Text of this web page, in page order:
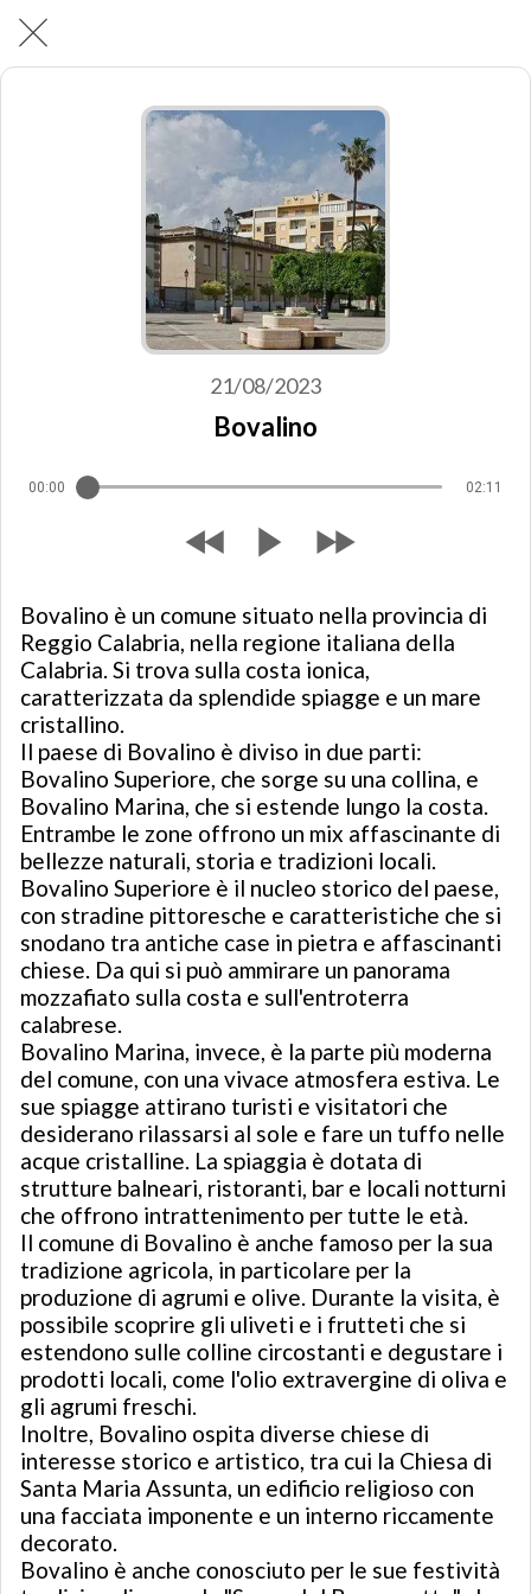
21/08/2023
Bovalino
00:00 02:11
Bovalino è un comune situato nella provincia di
Reggio Calabria, nella regione italiana della
Calabria. Si trova sulla costa ionica,
caratterizzata da splendide spiagge e un mare
cristallino.
Il paese di Bovalino è diviso in due parti:
Bovalino Superiore, che sorge su una collina, e
Bovalino Marina, che si estende lungo la costa.
Entrambe le zone offrono un mix affascinante di
bellezze naturali, storia e tradizioni locali.
Bovalino Superiore è il nucleo storico del paese,
con stradine pittoresche e caratteristiche che si
snodano tra antiche case in pietra e affascinanti
chiese. Da qui si può ammirare un panorama
mozzafiato sulla costa e sull'entroterra
calabrese.
Bovalino Marina, invece, è la parte più moderna
del comune, con una vivace atmosfera estiva. Le
sue spiagge attirano turisti e visitatori che
desiderano rilassarsi al sole e fare un tuffo nelle
acque cristalline. La spiaggia è dotata di
strutture balneari, ristoranti, bar e locali notturni
che offrono intrattenimento per tutte le età.
Il comune di Bovalino è anche famoso per la sua
tradizione agricola, in particolare per la
produzione di agrumi e olive. Durante la visita, è
possibile scoprire gli uliveti e i frutteti che si
estendono sulle colline circostanti e degustare i
prodotti locali, come l'olio extravergine di oliva e
gli agrumi freschi.
Inoltre, Bovalino ospita diverse chiese di
interesse storico e artistico, tra cui la Chiesa di
Santa Maria Assunta, un edificio religioso con
una facciata imponente e un interno riccamente
decorato.
Bovalino è anche conosciuto per le sue festività